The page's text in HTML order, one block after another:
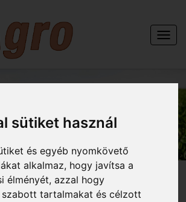
sütiket használ
és egyéb nyomkövető
alkalmaz, hogy javítsa a
élményét, azzal hogy
szabott tartalmakat és célzott